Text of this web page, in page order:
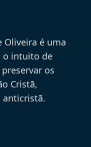
Oliveira é uma
o intuito de
os
Cristã,
anticristã.